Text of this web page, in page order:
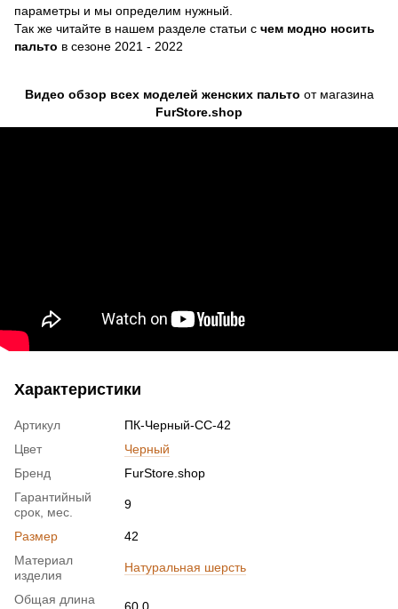
параметры и мы определим нужный.
Так же читайте в нашем разделе статьи с чем модно носить
пальто в сезоне 2021 - 2022
Видео обзор всех моделей женских пальто от магазина
FurStore.shop
Характеристики
Артикул
ПК-Черный-СС-42
Цвет
Черный
Бренд
FurStore.shop
Гарантийный
срок, мес.
9
Размер
42
Материал
изделия
Натуральная шерсть
Общая длина